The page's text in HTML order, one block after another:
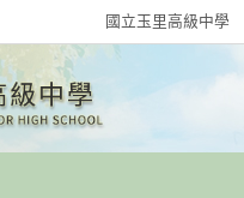
國立玉里高級中學